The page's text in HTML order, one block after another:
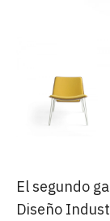
El segundo
Diseño